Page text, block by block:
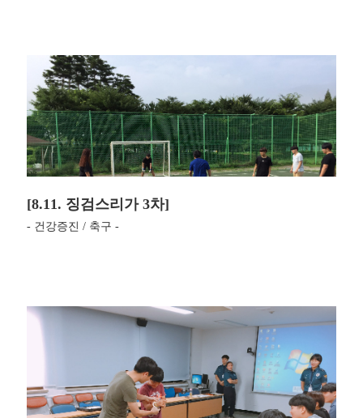
[8.11. 징검스리가 3차]
- 건강증진 / 축구 -